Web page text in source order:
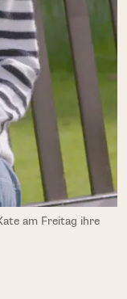
am Freitag ihre